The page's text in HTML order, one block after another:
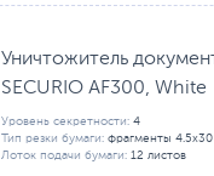
Уничтожитель
SECURIO AF300, White
Уровень секретности: 4
Тип резки бумаги: фрагменты
Лоток подачи бумаги: 12 листов